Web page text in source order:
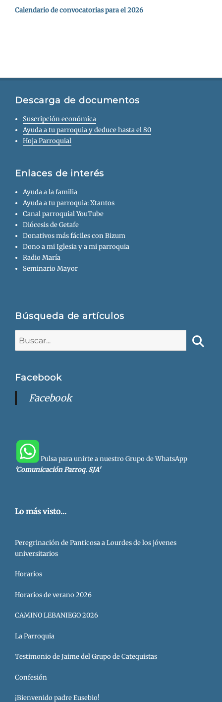
Calendario de convocatorias para el 2026
Descarga de documentos
Suscripción económica
Ayuda a tu parroquia y deduce hasta el 80
Hoja Parroquial
Enlaces de interés
Ayuda a la familia
Ayuda a tu parroquia: Xtantos
Canal parroquial YouTube
Diócesis de Getafe
Donativos más fáciles con Bizum
Dono a mi Iglesia y a mi parroquia
Radio María
Seminario Mayor
Búsqueda de artículos
Facebook
Facebook
Pulsa para unirte a nuestro Grupo de WhatsApp
'Comunicación Parroq. SJA'
Lo más visto...
Peregrinación de Panticosa a Lourdes de los jóvenes
universitarios
Horarios
Horarios de verano 2026
CAMINO LEBANIEGO 2026
La Parroquia
Testimonio de Jaime del Grupo de Catequistas
Confesión
¡Bienvenido padre Eusebio!